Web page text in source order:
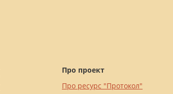
Про проект
Про ресурс "Протокол"